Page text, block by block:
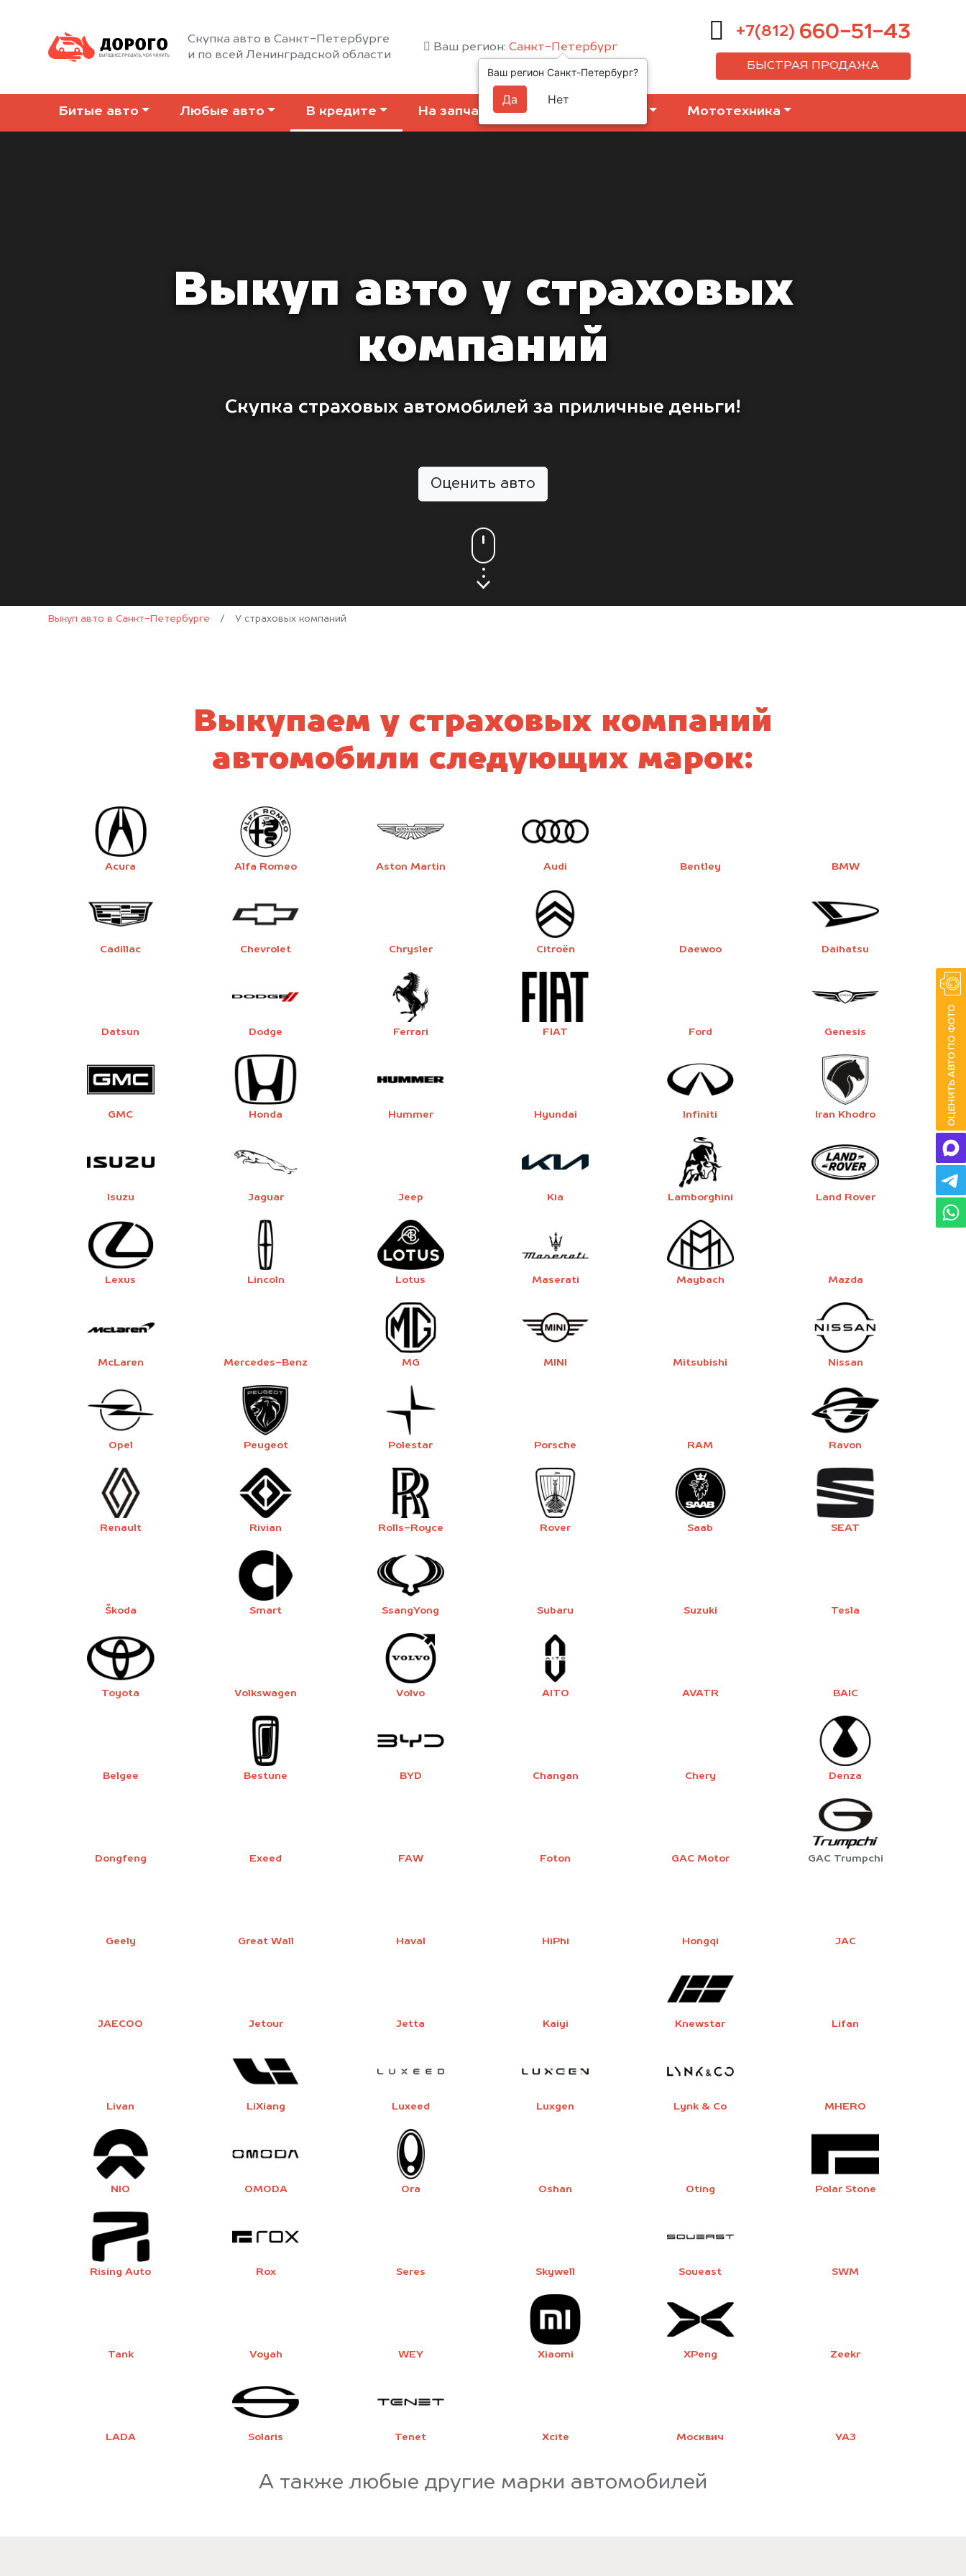
Скупка авто в Санкт-Петербурге
и по всей Ленинградской области
Ваш регион: Санкт-Петербург
+7(812) 660-51-43
БЫСТРАЯ ПРОДАЖА
Битые авто Любые авто В кредите На запчасти Мототехника
Выкуп авто у страховых
компаний
Скупка страховых автомобилей за приличные деньги!
Оценить авто
Выкуп авто в Санкт-Петербурге / У страховых компаний
Выкупаем у страховых компаний
автомобили следующих марок:
Acura Alfa Romeo Aston Martin Audi Bentley BMW
Cadillac Chevrolet Chrysler Citroën Daewoo Daihatsu
Datsun Dodge Ferrari FIAT Ford Genesis
GMC Honda Hummer Hyundai Infiniti Iran Khodro
Isuzu Jaguar Jeep Kia Lamborghini Land Rover
Lexus Lincoln Lotus Maserati Maybach Mazda
McLaren Mercedes-Benz MG MINI Mitsubishi Nissan
Opel Peugeot Polestar Porsche RAM Ravon
Renault Rivian Rolls-Royce Rover Saab SEAT
Škoda Smart SsangYong Subaru Suzuki Tesla
Toyota Volkswagen Volvo AITO AVATR BAIC
Belgee Bestune BYD Changan Chery Denza
Dongfeng Exeed FAW Foton GAC Motor GAC Trumpchi
Geely Great Wall Haval HiPhi Hongqi JAC
JAECOO Jetour Jetta Kaiyi Knewstar Lifan
Livan LiXiang Luxeed Luxgen Lynk & Co MHERO
NIO OMODA Ora Oshan Oting Polar Stone
Rising Auto Rox Seres Skywell Soueast SWM
Tank Voyah WEY Xiaomi XPeng Zeekr
LADA Solaris Tenet Xcite Москвич УАЗ
А также любые другие марки автомобилей
Ваш регион Санкт-Петербург?
Да Нет